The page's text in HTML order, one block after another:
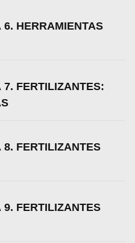
HERRAMIENTAS
FERTILIZANTES:
8. FERTILIZANTES
9. FERTILIZANTES